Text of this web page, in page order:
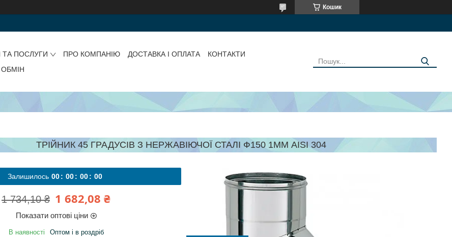
Кошик
ТА ПОСЛУГИ ПРО КОМПАНІЮ ДОСТАВКА І ОПЛАТА
КОНТАКТИ
ТРІЙНИК 45 ГРАДУСІВ З НЕРЖАВІЮЧОЇ СТАЛІ Ф150 1ММ AISI 304
Залишилось 00 00 00 00
1 734,10 ₴ 1 682,08 ₴
Показати оптові ціни
В наявності Оптом і в роздріб